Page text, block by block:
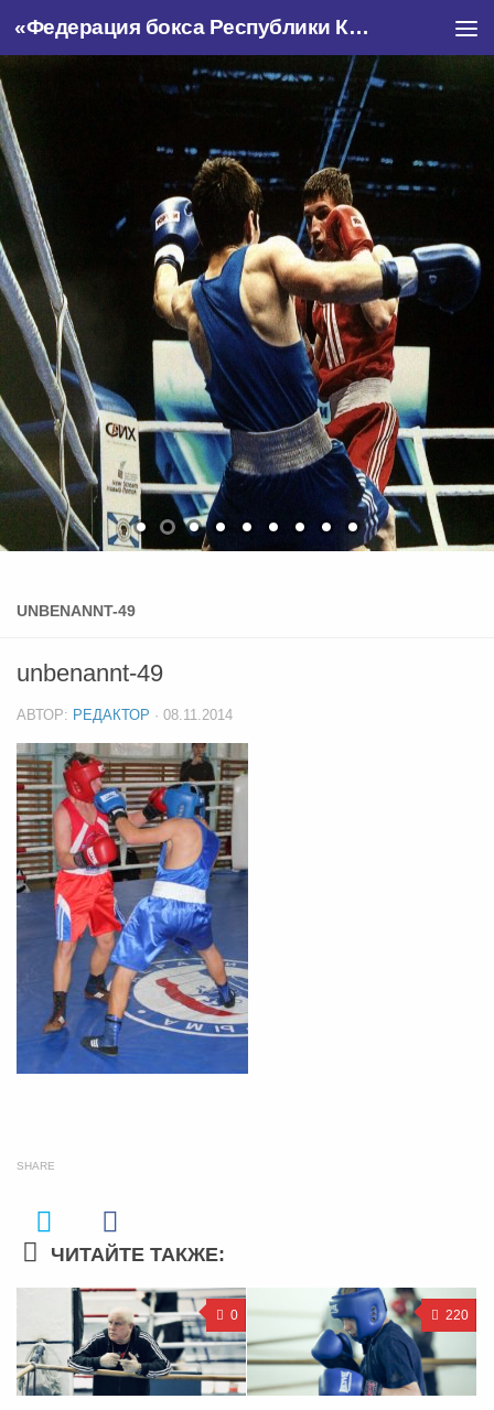
«Федерация бокса Республики Крым»
UNBENANNT-49
unbenannt-49
АВТОР: РЕДАКТОР · 08.11.2014
SHARE
ЧИТАЙТЕ ТАКЖЕ:
0 220